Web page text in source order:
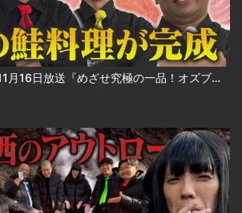
オズブラウン #81 11月16日放送『めざせ究極の一品！オズブラアルティ飯（後編）』